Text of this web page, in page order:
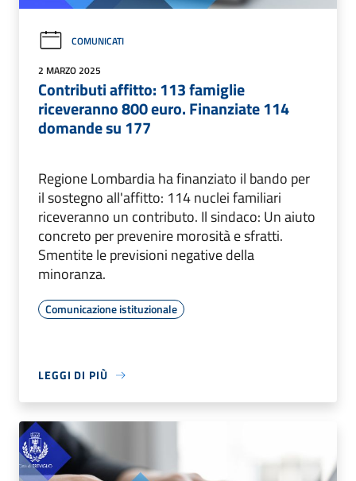
COMUNICATI
2 MARZO 2025
Contributi affitto: 113 famiglie
riceveranno 800 euro. Finanziate 114
domande su 177
Regione Lombardia ha finanziato il bando per
il sostegno all'affitto: 114 nuclei familiari
riceveranno un contributo. Il sindaco: Un aiuto
concreto per prevenire morosità e sfratti.
Smentite le previsioni negative della
minoranza.
Comunicazione istituzionale
LEGGI DI PIÙ